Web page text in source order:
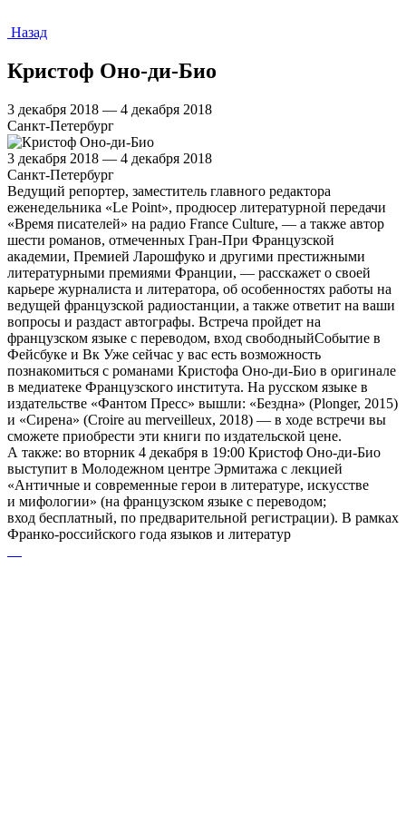
Назад
Кристоф Оно-ди-Био
3 декабря 2018 — 4 декабря 2018
Санкт-Петербург
3 декабря 2018 — 4 декабря 2018
Санкт-Петербург
Ведущий репортер, заместитель главного редактора
еженедельника «Le Point», продюсер литературной передачи
«Время писателей» на радио France Culture, — а также автор
шести романов, отмеченных Гран-При Французской
академии, Премией Ларошфуко и другими престижными
литературными премиями Франции, — расскажет о своей
карьере журналиста и литератора, об особенностях работы на
ведущей французской радиостанции, а также ответит на ваши
вопросы и раздаст автографы. Встреча пройдет на
французском языке с переводом, вход свободныйСобытие в
Фейсбуке и Вк Уже сейчас у вас есть возможность
познакомиться с романами Кристофа Оно-ди-Био в оригинале
в медиатеке Французского института. На русском языке в
издательстве «Фантом Пресс» вышли: «Бездна» (Plonger, 2015)
и «Сирена» (Croire au merveilleux, 2018) — в ходе встречи вы
сможете приобрести эти книги по издательской цене.
А также: во вторник 4 декабря в 19:00 Кристоф Оно-ди-Био
выступит в Молодежном центре Эрмитажа с лекцией
«Античные и современные герои в литературе, искусстве
и мифологии» (на французском языке с переводом;
вход бесплатный, по предварительной регистрации). В рамках
Франко-российского года языков и литератур